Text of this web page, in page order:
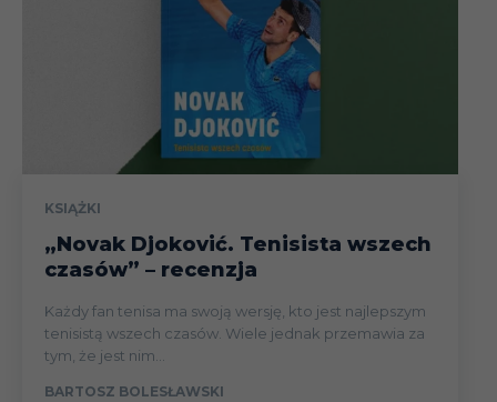
KSIĄŻKI
„Novak Djoković. Tenisista wszech
czasów” – recenzja
Każdy fan tenisa ma swoją wersję, kto jest najlepszym
tenisistą wszech czasów. Wiele jednak przemawia za
tym, że jest nim...
BARTOSZ BOLESŁAWSKI